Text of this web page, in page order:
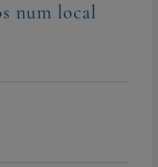
num local